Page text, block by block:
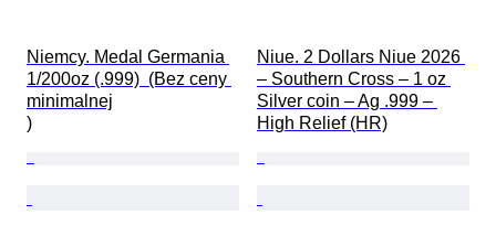
Niemcy. Medal Germania
1/200oz (.999)  (Bez ceny
minimalnej
)
Niue. 2 Dollars Niue 2026
– Southern Cross – 1 oz
Silver coin – Ag .999 –
High Relief (HR)